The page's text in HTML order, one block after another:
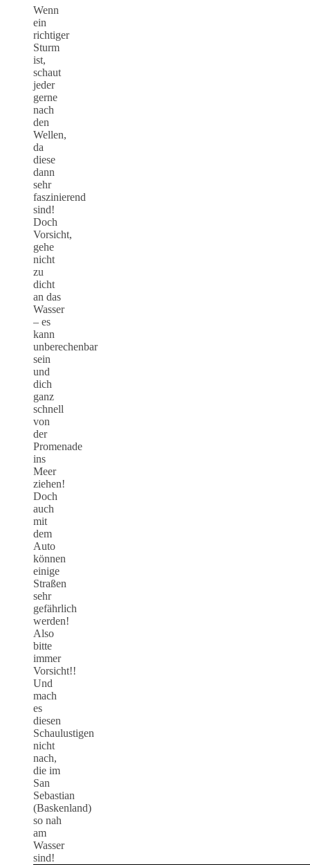
Wenn
ein
richtiger
Sturm
ist,
schaut
jeder
gerne
nach
den
Wellen,
da
diese
dann
sehr
faszinierend
sind!
Doch
Vorsicht,
gehe
nicht
zu
dicht
an das
Wasser
– es
kann
unberechenbar
sein
und
dich
ganz
schnell
von
der
Promenade
ins
Meer
ziehen!
Doch
auch
mit
dem
Auto
können
einige
Straßen
sehr
gefährlich
werden!
Also
bitte
immer
Vorsicht!!
Und
mach
es
diesen
Schaulustigen
nicht
nach,
die im
San
Sebastian
(Baskenland)
so nah
am
Wasser
sind!